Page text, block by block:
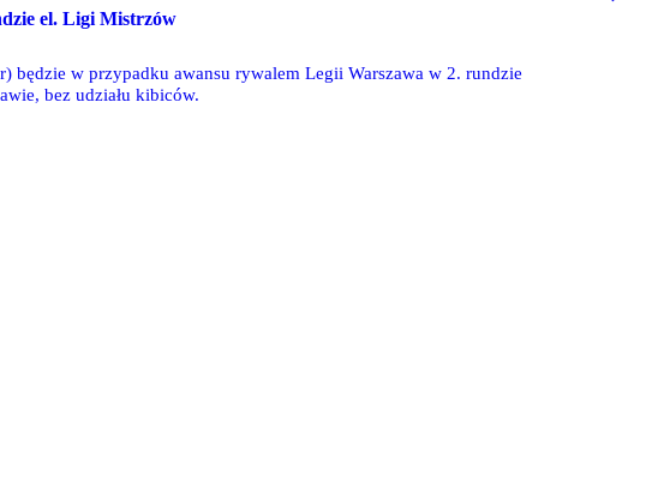
el. Ligi Mistrzów
w przypadku awansu rywalem Legii Warszawa w 2. rundzie
bez udziału kibiców.